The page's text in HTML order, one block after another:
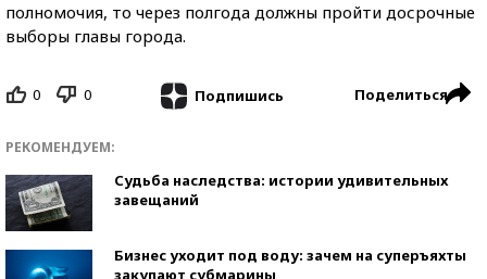
полномочия, то через полгода должны пройти досрочные
выборы главы города.
0 0 Подпишись Поделиться
РЕКОМЕНДУЕМ:
Судьба наследства: истории удивительных
завещаний
Бизнес уходит под воду: зачем на суперъяхты
закупают субмарины